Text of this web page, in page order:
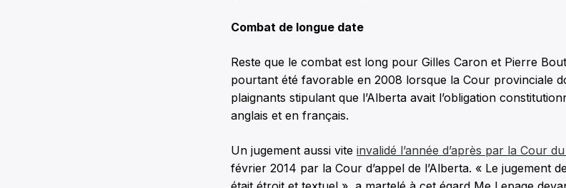
Combat de longue date
Reste que le combat est long pour Gilles Caron et Pierre
pourtant été favorable en 2008 lorsque la Cour provinciale
plaignants stipulant que l’Alberta avait l’obligation
anglais et en français.
Un jugement aussi vite invalidé l’année d’après par la Cour
février 2014 par la Cour d’appel de l’Alberta. « Le jugement